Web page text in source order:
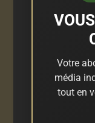
Votre
média
tout en